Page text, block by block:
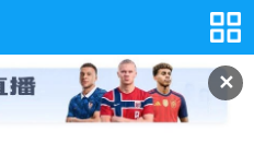
✕